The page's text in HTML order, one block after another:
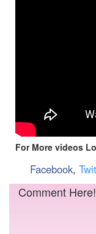
For More videos
Facebook,
Comment Here!